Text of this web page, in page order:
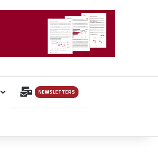
INSCRIPTION
NEWSLETTERS